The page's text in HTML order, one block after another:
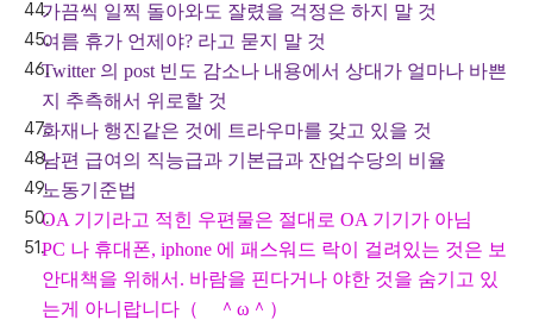
가끔씩 일찍 돌아와도 잘렸을 걱정은 하지 말 것
여름 휴가 언제야? 라고 묻지 말 것
Twitter 의 post 빈도 감소나 내용에서 상대가 얼마나 바쁜
지 추측해서 위로할 것
화재나 행진같은 것에 트라우마를 갖고 있을 것
남편 급여의 직능급과 기본급과 잔업수당의 비율
노동기준법
OA 기기라고 적힌 우편물은 절대로 OA 기기가 아님
PC 나 휴대폰, iphone 에 패스워드 락이 걸려있는 것은 보
안대책을 위해서. 바람을 핀다거나 야한 것을 숨기고 있
는게 아니랍니다（ ＾ω＾）